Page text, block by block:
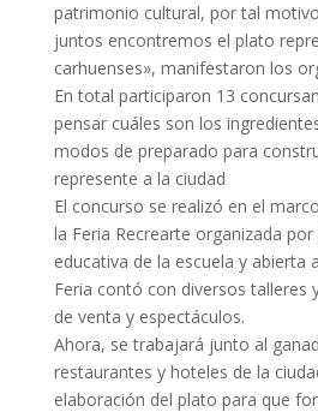
patrimonio cultural, por tal
juntos encontremos el plato
carhuenses», manifestaron los
En total participaron 13
pensar cuáles son los
modos de preparado para
represente a la ciudad
El concurso se realizó en el
la Feria Recrearte organizada
educativa de la escuela y abierta
Feria contó con diversos talleres
de venta y espectáculos.
Ahora, se trabajará junto al
restaurantes y hoteles de la
elaboración del plato para que